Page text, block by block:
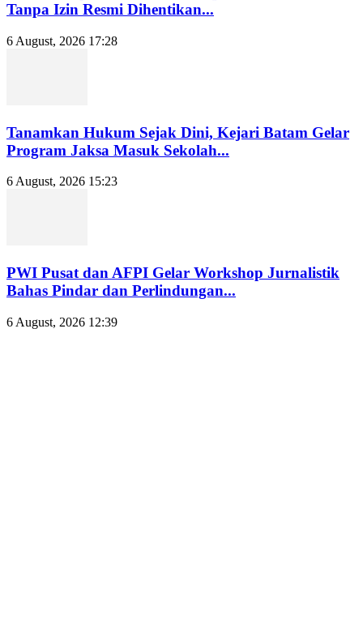
Tanpa Izin Resmi Dihentikan...
6 August, 2026 17:28
Tanamkan Hukum Sejak Dini, Kejari Batam Gelar
Program Jaksa Masuk Sekolah...
6 August, 2026 15:23
PWI Pusat dan AFPI Gelar Workshop Jurnalistik
Bahas Pindar dan Perlindungan...
6 August, 2026 12:39